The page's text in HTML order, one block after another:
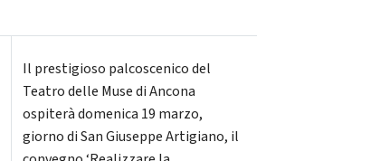
Il prestigioso palcoscenico del
Teatro delle Muse di Ancona
ospiterà domenica 19 marzo,
giorno di San Giuseppe Artigiano, il